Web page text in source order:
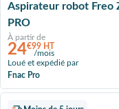
Aspirateur robot Freo
PRO
À partir de
24€99 HT
/mois
Loué et expédié par
Fnac Pro